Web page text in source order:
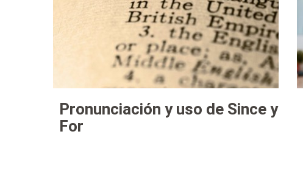
Pronunciación y uso de Since y
For